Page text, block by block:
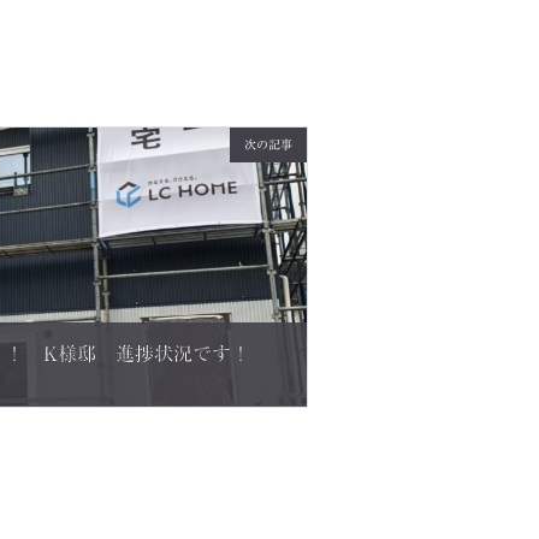
次の記事
！ K様邸 進捗状況です！